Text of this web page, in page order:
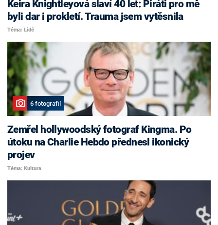
Keira Knightleyová slaví 40 let: Piráti pro mě
byli dar i prokletí. Trauma jsem vytěsnila
Téma: Lidé
6 fotografií
Zemřel hollywoodský fotograf Kingma. Po
útoku na Charlie Hebdo přednesl ikonický
projev
Téma: Kultura